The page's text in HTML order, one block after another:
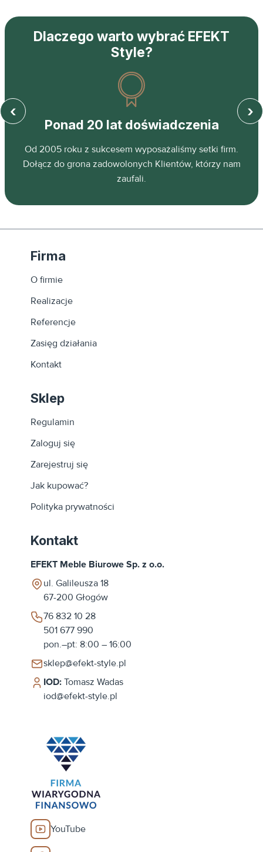
Dlaczego warto wybrać EFEKT
Style?
Ponad 20 lat doświadczenia
Od 2005 roku z sukcesem wyposażaliśmy setki firm.
Dołącz do grona zadowolonych Klientów, którzy nam
zaufali.
‹ ›
Firma
O firmie
Realizacje
Referencje
Zasięg działania
Kontakt
Sklep
Regulamin
Zaloguj się
Zarejestruj się
Jak kupować?
Polityka prywatności
Kontakt
EFEKT Meble Biurowe Sp. z o.o.
ul. Galileusza 18
67-200 Głogów
76 832 10 28
501 677 990
pon.–pt: 8:00 – 16:00
sklep@efekt-style.pl
IOD: Tomasz Wadas
iod@efekt-style.pl
YouTube